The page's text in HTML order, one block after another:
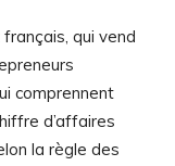
qui vend
comprennent
d’affaires
la règle des